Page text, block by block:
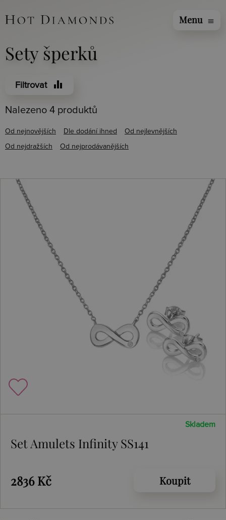
Menu menu
Sety šperků
Filtrovat equalizer
Nalezeno 4 produktů
Od nejnovějších Dle dodání ihned Od nejlevnějších
Od nejdražších Od nejprodávanějších
Skladem
Set Amulets Infinity SS141
2836 Kč Koupit